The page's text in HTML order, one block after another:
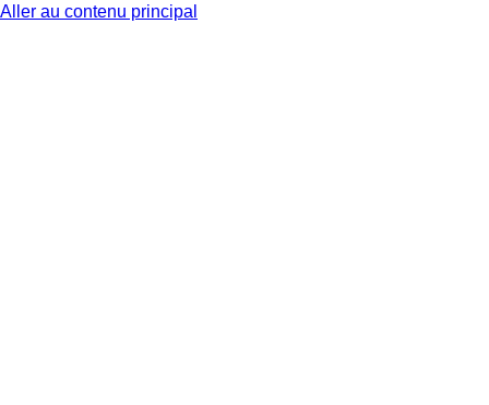
Aller au contenu principal